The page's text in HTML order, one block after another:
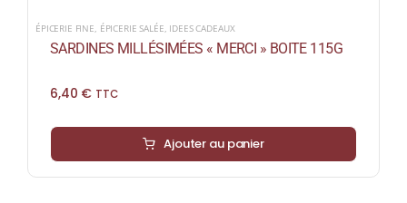
ÉPICERIE FINE ÉPICERIE SALÉE IDEES CADEAUX
SARDINES MILLÉSIMÉES « MERCI » BOITE 115G
6,40 € TTC
Ajouter au panier